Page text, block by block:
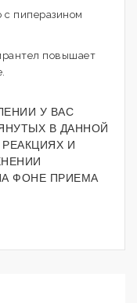
с пиперазином
повышает
У ВАС
В ДАННОЙ
И
ФОНЕ ПРИЕМА